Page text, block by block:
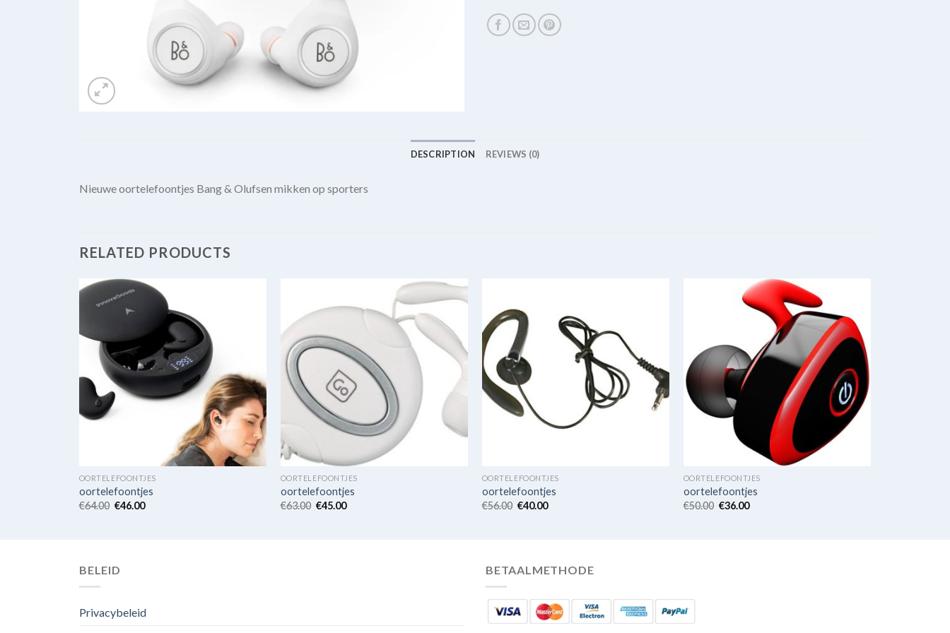
DESCRIPTION REVIEWS (0)
Nieuwe oortelefoontjes Bang & Olufsen mikken op sporters
RELATED PRODUCTS
OORTELEFOONTJES
oortelefoontjes
€64.00 €46.00
OORTELEFOONTJES
oortelefoontjes
€63.00 €45.00
OORTELEFOONTJES
oortelefoontjes
€56.00 €40.00
OORTELEFOONTJES
oortelefoontjes
€50.00 €36.00
BELEID
Privacybeleid
BETAALMETHODE